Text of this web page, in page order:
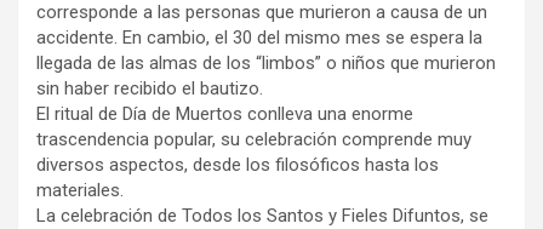
corresponde a las personas que murieron a causa de un
accidente. En cambio, el 30 del mismo mes se espera la
llegada de las almas de los “limbos” o niños que murieron
sin haber recibido el bautizo.
El ritual de Día de Muertos conlleva una enorme
trascendencia popular, su celebración comprende muy
diversos aspectos, desde los filosóficos hasta los
materiales.
La celebración de Todos los Santos y Fieles Difuntos, se